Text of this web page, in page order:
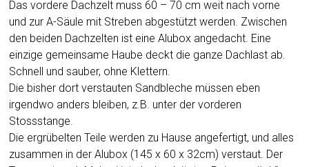
Das vordere Dachzelt muss 60 – 70 cm weit nach vorne
und zur A-Säule mit Streben abgestützt werden. Zwischen
den beiden Dachzelten ist eine Alubox angedacht. Eine
einzige gemeinsame Haube deckt die ganze Dachlast ab.
Schnell und sauber, ohne Klettern.
Die bisher dort verstauten Sandbleche müssen eben
irgendwo anders bleiben, z.B. unter der vorderen
Stossstange.
Die ergrübelten Teile werden zu Hause angefertigt, und alles
zusammen in der Alubox (145 x 60 x 32cm) verstaut. Der